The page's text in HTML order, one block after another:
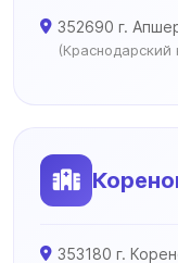
352690 г.
(Краснодарский
353180 г.